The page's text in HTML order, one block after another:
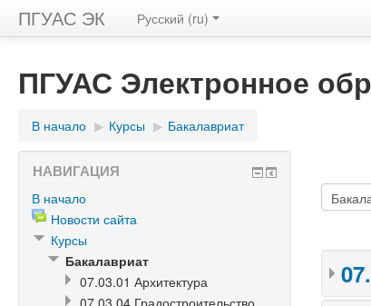
ПГУАС ЭК Русский (ru)
ПГУАС Электронное
В начало ▶ Курсы ▶ Бакалавриат
НАВИГАЦИЯ
В начало
Новости сайта
Курсы
Бакалавриат
07.03.01 Архитектура
07.03.04 Градостроительство